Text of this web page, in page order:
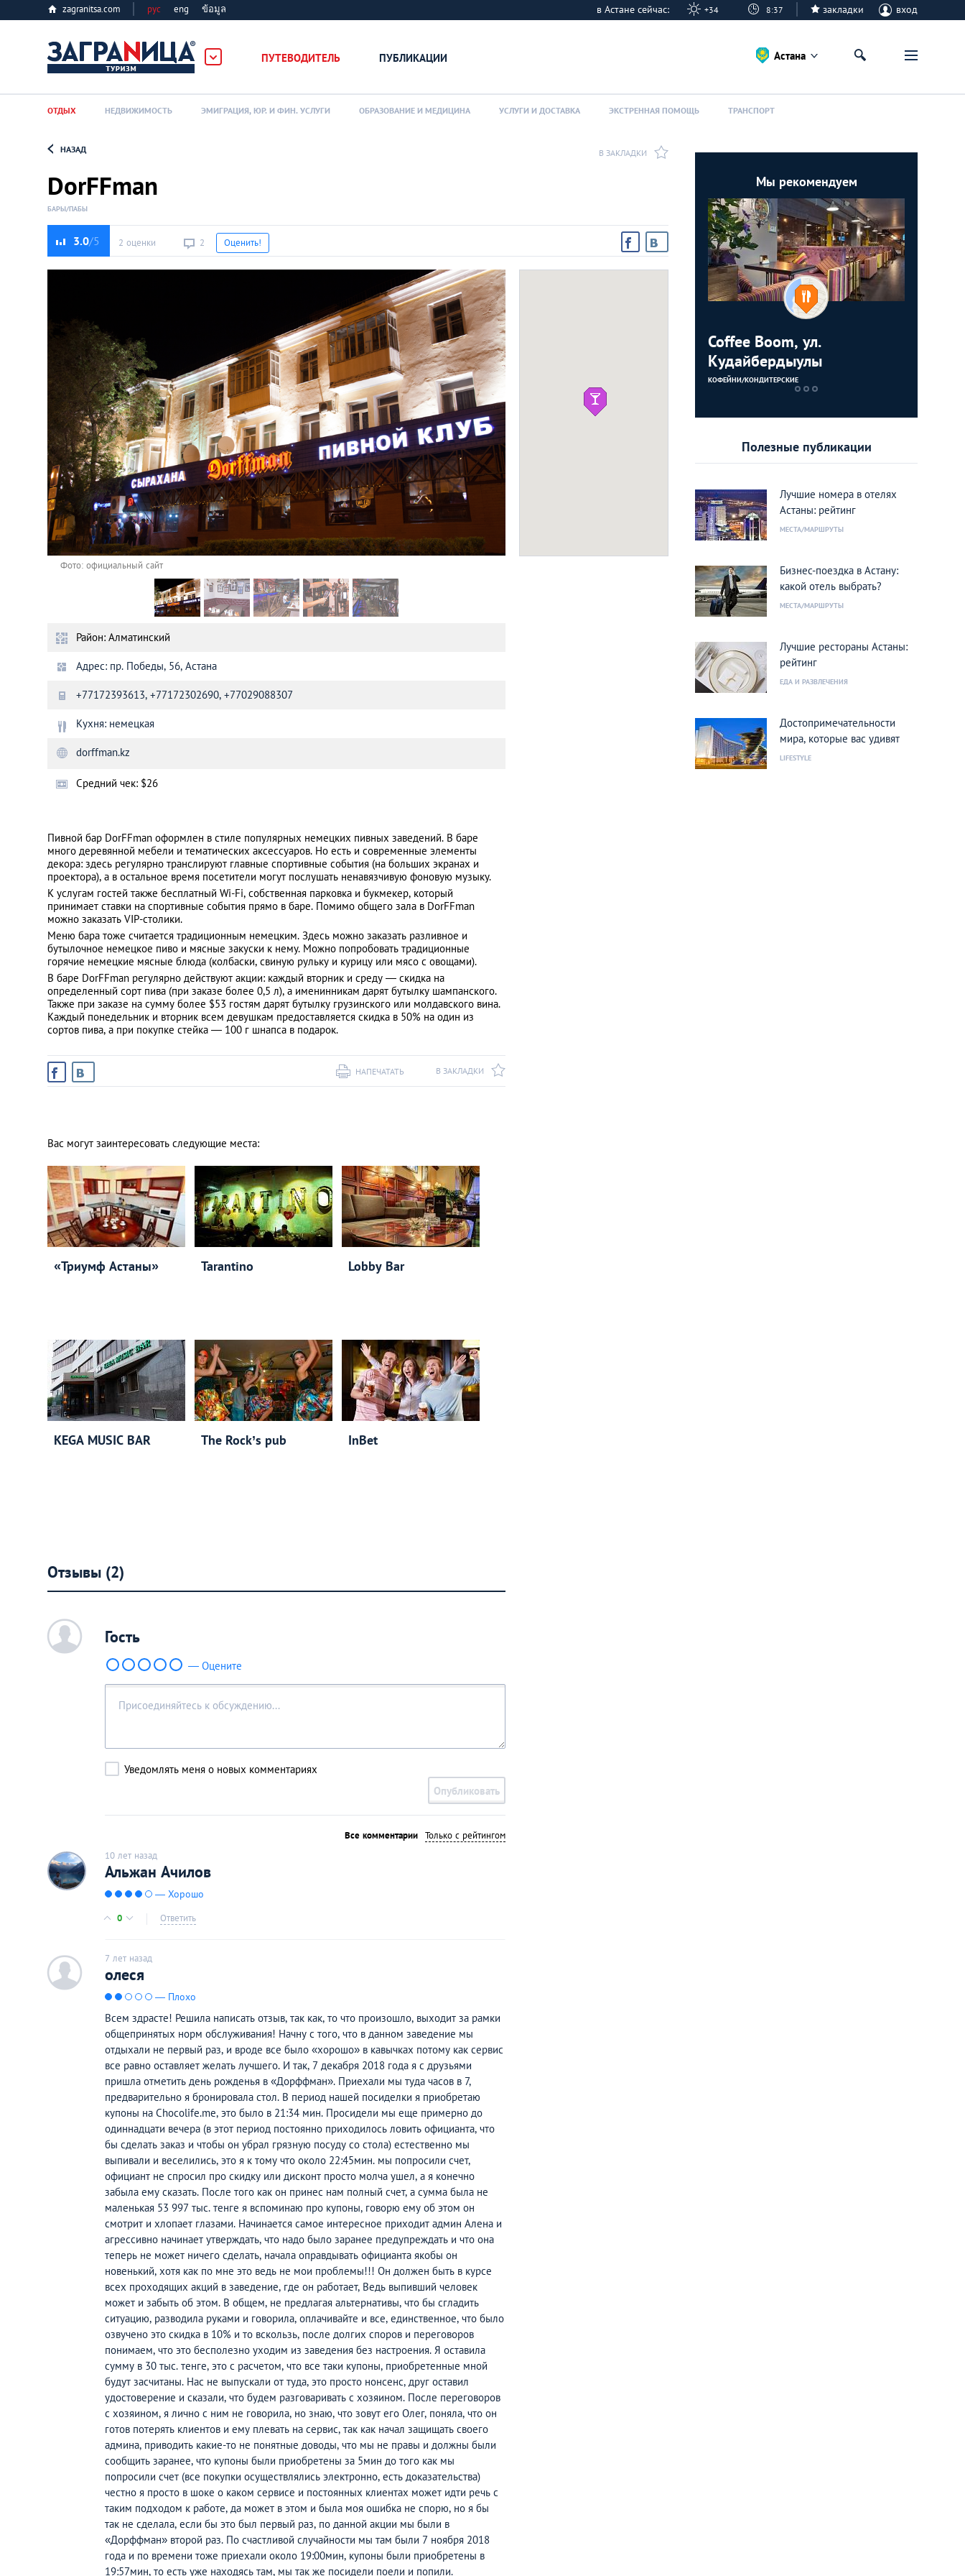
zagranitsa.com рус eng ข้อมูล в Астане сейчас: +34 8:37 закладки вход
ПУТЕВОДИТЕЛЬ ПУБЛИКАЦИИ
Афины
Киев
Лондон
Лос-Анджелес
Москва
Париж
Паттайя
Пхукет
Loading...
Астана
ОТДЫХ НЕДВИЖИМОСТЬ ЭМИГРАЦИЯ, ЮР. И ФИН. УСЛУГИ ОБРАЗОВАНИЕ И МЕДИЦИНА УСЛУГИ И ДОСТАВКА ЭКСТРЕННАЯ ПОМОЩЬ ТРАНСПОРТ
НАЗАД В ЗАКЛАДКИ
DorFFman
БАРЫ/ПАБЫ
3.0 2 оценки 2 Оценить!
Фото: официальный сайт
Район: Алматинский
Адрес: пр. Победы, 56, Астана
+77172393613, +77172302690, +77029088307
Кухня: немецкая
dorffman.kz
Средний чек: $26
Пивной бар DorFFman оформлен в стиле популярных немецких пивных заведений. В баре
много деревянной мебели и тематических аксессуаров. Но есть и современные элементы
декора: здесь регулярно транслируют главные спортивные события (на больших экранах и
проектора), а в остальное время посетители могут послушать ненавязчивую фоновую музыку.
К услугам гостей также бесплатный Wi-Fi, собственная парковка и букмекер, который
принимает ставки на спортивные события прямо в баре. Помимо общего зала в DorFFman
можно заказать VIP-столики.
Меню бара тоже считается традиционным немецким. Здесь можно заказать разливное и
бутылочное немецкое пиво и мясные закуски к нему. Можно попробовать традиционные
горячие немецкие мясные блюда (колбаски, свиную рульку и курицу или мясо с овощами).
В баре DorFFman регулярно действуют акции: каждый вторник и среду — скидка на
определенный сорт пива (при заказе более 0,5 л), а именинникам дарят бутылку шампанского.
Также при заказе на сумму более $53 гостям дарят бутылку грузинского или молдавского вина.
Каждый понедельник и вторник всем девушкам предоставляется скидка в 50% на один из
сортов пива, а при покупке стейка — 100 г шнапса в подарок.
В ЗАКЛАДКИ
НАПЕЧАТАТЬ
Вас могут заинтересовать следующие места:
«Триумф Астаны» Tarantino Lobby Bar
KEGA MUSIC BAR The Rock’s pub InBet
Мы рекомендуем
Coffee Boom, ул.
Кудайбердыулы
КОФЕЙНИ/КОНДИТЕРСКИЕ
Полезные публикации
Лучшие номера в отелях
Астаны: рейтинг
МЕСТА/МАРШРУТЫ
Бизнес-поездка в Астану:
какой отель выбрать?
МЕСТА/МАРШРУТЫ
Лучшие рестораны Астаны:
рейтинг
ЕДА И РАЗВЛЕЧЕНИЯ
Достопримечательности
мира, которые вас удивят
LIFESTYLE
Отзывы (2)
c Гость
— Оцените
Уведомлять меня о новых комментариях
Опубликовать
Все комментарии Только с рейтингом
10 лет назад
Альжан Ачилов
— Хорошо
0 Ответить
c 7 лет назад
олеся
— Плохо
Всем здрасте! Решила написать отзыв, так как, то что произошло, выходит за рамки
общепринятых норм обслуживания! Начну с того, что в данном заведение мы
отдыхали не первый раз, и вроде все было «хорошо» в кавычках потому как сервис
все равно оставляет желать лучшего. И так, 7 декабря 2018 года я с друзьями
пришла отметить день рожденья в «Дорффман». Приехали мы туда часов в 7,
предварительно я бронировала стол. В период нашей посиделки я приобретаю
купоны на Chocolife.me‎, это было в 21:34 мин. Просидели мы еще примерно до
одиннадцати вечера (в этот период постоянно приходилось ловить официанта, что
бы сделать заказ и чтобы он убрал грязную посуду со стола) естественно мы
выпивали и веселились, это я к тому что около 22:45мин. мы попросили счет,
официант не спросил про скидку или дисконт просто молча ушел, а я конечно
забыла ему сказать. После того как он принес нам полный счет, а сумма была не
маленькая 53 997 тыс. тенге я вспоминаю про купоны, говорю ему об этом он
смотрит и хлопает глазами. Начинается самое интересное приходит админ Алена и
агрессивно начинает утверждать, что надо было заранее предупреждать и что она
теперь не может ничего сделать, начала оправдывать официанта якобы он
новенький, хотя как по мне это ведь не мои проблемы!!! Он должен быть в курсе
всех проходящих акций в заведение, где он работает, Ведь выпивший человек
может и забыть об этом. В общем, не предлагая альтернативы, что бы сгладить
ситуацию, разводила руками и говорила, оплачивайте и все, единственное, что было
озвучено это скидка в 10% и то вскользь, после долгих споров и переговоров
понимаем, что это бесполезно уходим из заведения без настроения. Я оставила
сумму в 30 тыс. тенге, это с расчетом, что все таки купоны, приобретенные мной
будут засчитаны. Нас не выпускали от туда, это просто нонсенс, друг оставил
удостоверение и сказали, что будем разговаривать с хозяином. После переговоров
с хозяином, я лично с ним не говорила, но знаю, что зовут его Олег, поняла, что он
готов потерять клиентов и ему плевать на сервис, так как начал защищать своего
админа, приводить какие-то не понятные доводы, что мы не правы и должны были
сообщить заранее, что купоны были приобретены за 5мин до того как мы
попросили счет (все покупки осуществлялись электронно, есть доказательства)
честно я просто в шоке о каком сервисе и постоянных клиентах может идти речь с
таким подходом к работе, да может в этом и была моя ошибка не спорю, но я бы
так не сделала, если бы это был первый раз, по данной акции мы были в
«Дорффман» второй раз. По счастливой случайности мы там были 7 ноября 2018
года и по времени тоже приехали около 19:00мин, купоны были приобретены в
19:57мин, то есть уже находясь там, мы так же посидели поели и попили.